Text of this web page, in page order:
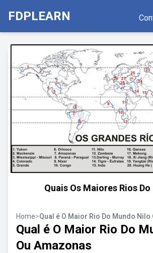
FDPLEARN
Quais Os Maiores Rios
Home>Qual é O Maior Rio Do Mundo Nilo
Qual é O Maior Rio Do
Ou Amazonas